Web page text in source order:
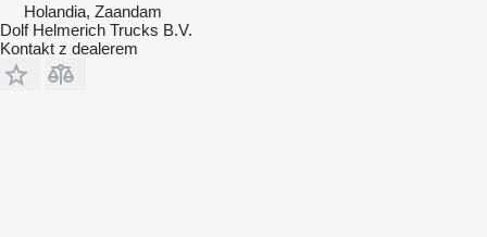
Holandia, Zaandam
Dolf Helmerich Trucks B.V.
Kontakt z dealerem